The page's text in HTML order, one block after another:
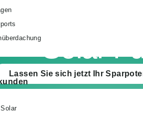
Solar
Lassen Sie sich jetzt Ihr